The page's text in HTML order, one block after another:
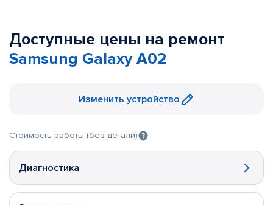
Доступные цены на ремонт
Samsung Galaxy A02
Изменить устройство
Стоимость работы (без детали)
Диагностика